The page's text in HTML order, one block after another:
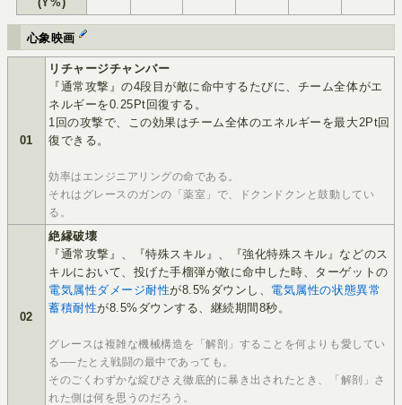
心象映画
01
リチャージチャンバー
『通常攻撃』の4段目が敵に命中するたびに、チーム全体がエ
ネルギーを0.25Pt回復する。
1回の攻撃で、この効果はチーム全体のエネルギーを最大2Pt回
復できる。
効率はエンジニアリングの命である。
それはグレースのガンの「薬室」で、ドクンドクンと鼓動してい
る。
02
絶縁破壊
『通常攻撃』、『特殊スキル』、『強化特殊スキル』などのス
キルにおいて、投げた手榴弾が敵に命中した時、ターゲットの
電気属性ダメージ耐性が8.5%ダウンし、 電気属性の状態異常
蓄積耐性が8.5%ダウンする、継続期間8秒。
グレースは複雑な機械構造を「解剖」することを何よりも愛してい
る──たとえ戦闘の最中であっても。
そのごくわずかな綻びさえ徹底的に暴き出されたとき、「解剖」さ
れた側は何を思うのだろう。